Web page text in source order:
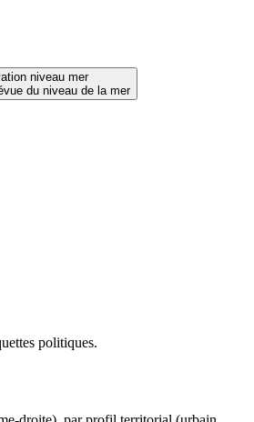
niveau mer
du niveau de la mer
politiques.